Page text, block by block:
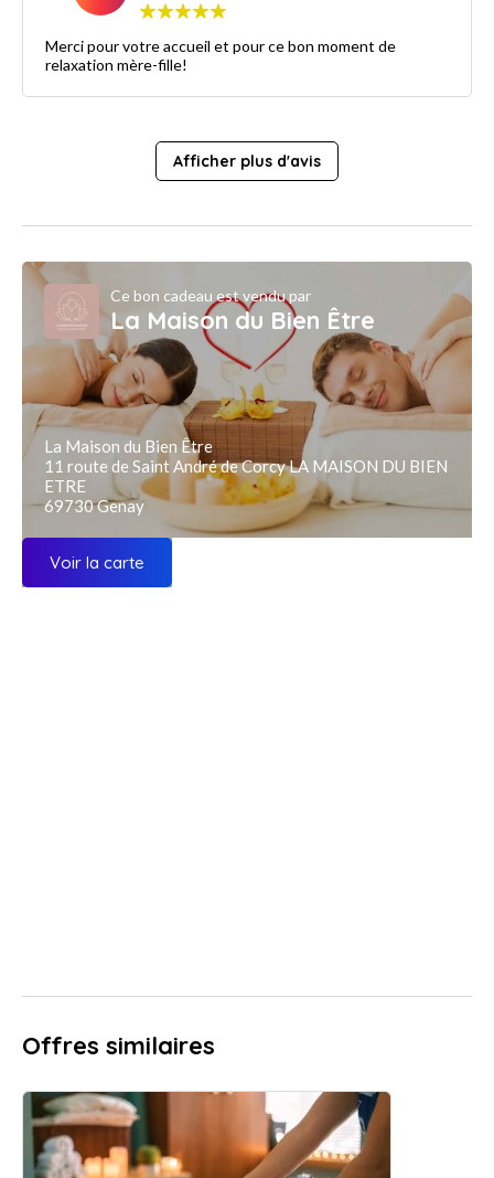
Merci pour votre accueil et pour ce bon moment de
relaxation mère-fille!
Afficher plus d'avis
Ce bon cadeau est vendu par
La Maison du Bien Être
La Maison du Bien Être
11 route de Saint André de Corcy LA MAISON DU BIEN
ETRE
69730 Genay
Voir la carte
Offres similaires